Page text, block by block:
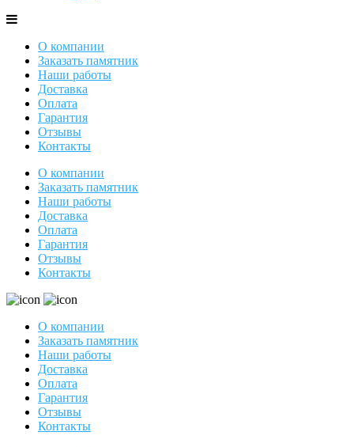
О компании
Заказать памятник
Наши работы
Доставка
Оплата
Гарантия
Отзывы
Контакты
О компании
Заказать памятник
Наши работы
Доставка
Оплата
Гарантия
Отзывы
Контакты
О компании
Заказать памятник
Наши работы
Доставка
Оплата
Гарантия
Отзывы
Контакты